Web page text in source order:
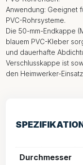
Anwendung: Geeignet
PVC-Rohrsysteme.
Die 50-mm-Endkappe
blauem PVC-Kleber
und dauerhafte
Verschlusskappe ist
den Heimwerker-
Durchmesser